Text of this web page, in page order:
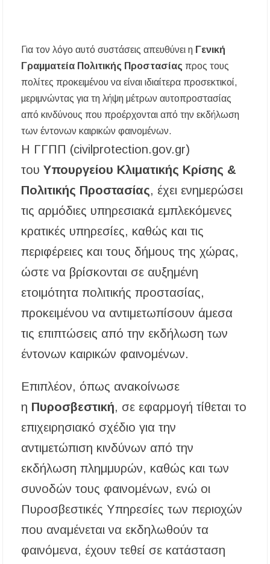
Για τον λόγο αυτό συστάσεις απευθύνει η Γενική
Γραμματεία Πολιτικής Προστασίας προς τους
πολίτες προκειμένου να είναι ιδιαίτερα προσεκτικοί,
μεριμνώντας για τη λήψη μέτρων αυτοπροστασίας
από κινδύνους που προέρχονται από την εκδήλωση
των έντονων καιρικών φαινομένων.
Η ΓΓΠΠ (civilprotection.gov.gr)
τουΥπουργείου Κλιματικής Κρίσης &
Πολιτικής Προστασίας, έχει ενημερώσει
τις αρμόδιες υπηρεσιακά εμπλεκόμενες
κρατικές υπηρεσίες, καθώς και τις
περιφέρειες και τους δήμους της χώρας,
ώστε να βρίσκονται σε αυξημένη
ετοιμότητα πολιτικής προστασίας,
προκειμένου να αντιμετωπίσουν άμεσα
τις επιπτώσεις από την εκδήλωση των
έντονων καιρικών φαινομένων.
Επιπλέον, όπως ανακοίνωσε
η Πυροσβεστική, σε εφαρμογή τίθεται το
επιχειρησιακό σχέδιο για την
αντιμετώπιση κινδύνων από την
εκδήλωση πλημμυρών, καθώς και των
συνοδών τους φαινομένων, ενώ οι
Πυροσβεστικές Υπηρεσίες των περιοχών
που αναμένεται να εκδηλωθούν τα
φαινόμενα, έχουν τεθεί σε κατάσταση